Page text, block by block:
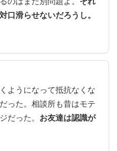
口滑らせないだろうし。
ようになって抵抗なくな
った。相談所も昔はモテ
だった。 お友達は認識が